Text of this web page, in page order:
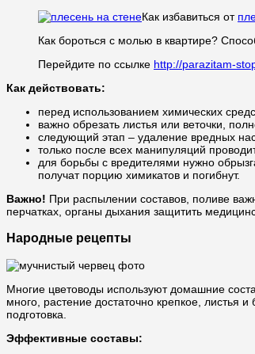
Как избавиться от
Как бороться с молью в квартире?
Перейдите по ссылке http://parazitam-
Как действовать:
перед использованием химических
важно обрезать листья или веточки,
следующий этап – удаление вредных
только после всех манипуляций
для борьбы с вредителями нужно
получат порцию химикатов и погибнут.
Важно! При распылении составов, поливе
перчатках, органы дыхания защитить
Народные рецепты
Многие цветоводы используют домашние
много, растение достаточно крепкое, листья
подготовка.
Эффективные составы: